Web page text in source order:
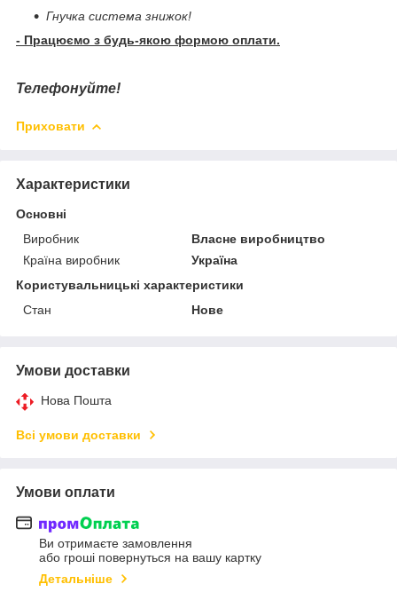
Гнучка система знижок!
- Працюємо з будь-якою формою оплати.
Телефонуйте!
Приховати
Характеристики
Основні
Виробник
Власне виробництво
Країна виробник
Україна
Користувальницькі характеристики
Стан
Нове
Умови доставки
Нова Пошта
Всі умови доставки
Умови оплати
Ви отримаєте замовлення
або гроші повернуться на вашу картку
Детальніше